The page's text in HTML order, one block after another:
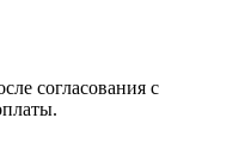
согласования с